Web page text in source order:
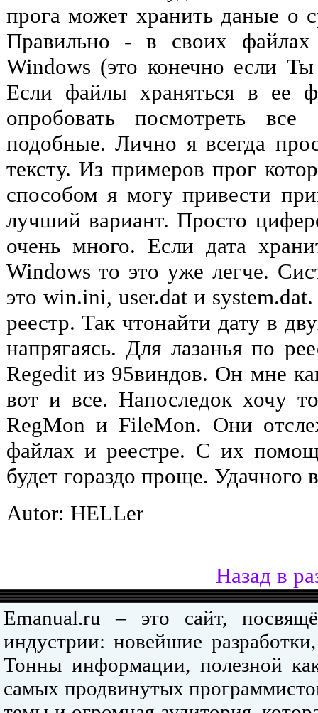
прога может хранить даные о
Правильно - в своих
Windows (это конечно если
Если файлы храняться в ее
опробовать посмотреть
подобные. Лично я всегда
тексту. Из примеров прог
способом я могу привести
лучший вариант. Просто
очень много. Если дата
Windows то это уже легче.
это win.ini, user.dat и
реестр. Так чтонайти дату в
напрягаясь. Для лазанья по
Regedit из 95виндов. Он мне
вот и все. Напоследок хочу
RegMon и FileMon. Они
файлах и реестре. С их
будет гораздо проще. Удачного
Autor: HELLer
Назад в
Emanual.ru – это сайт,
индустрии: новейшие
Тонны информации, полезной
самых продвинутых